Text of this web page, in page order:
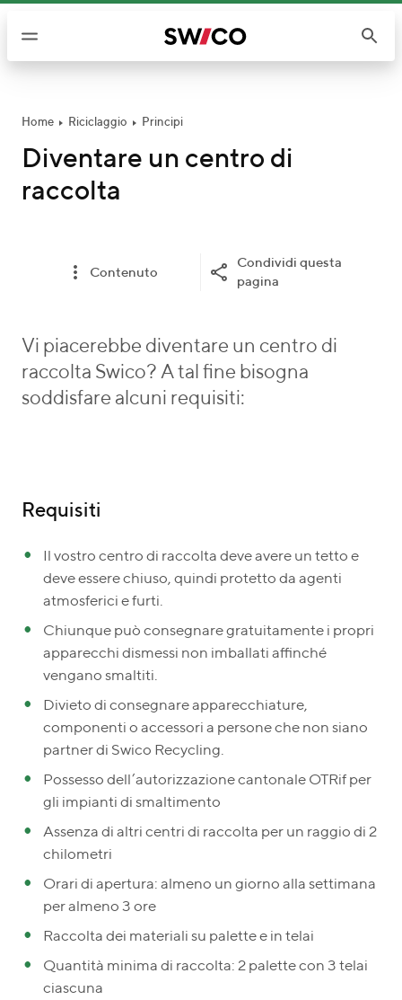
Home Riciclaggio Principi
Diventare un centro di
raccolta
Contenuto
Condividi questa
pagina
Vi piacerebbe diventare un centro di
raccolta Swico? A tal fine bisogna
soddisfare alcuni requisiti:
Requisiti
Il vostro centro di raccolta deve avere un tetto e
deve essere chiuso, quindi protetto da agenti
atmosferici e furti.
Chiunque può consegnare gratuitamente i propri
apparecchi dismessi non imballati affinché
vengano smaltiti.
Divieto di consegnare apparecchiature,
componenti o accessori a persone che non siano
partner di Swico Recycling.
Possesso dell’autorizzazione cantonale OTRif per
gli impianti di smaltimento
Assenza di altri centri di raccolta per un raggio di 2
chilometri
Orari di apertura: almeno un giorno alla settimana
per almeno 3 ore
Raccolta dei materiali su palette e in telai
Quantità minima di raccolta: 2 palette con 3 telai
ciascuna